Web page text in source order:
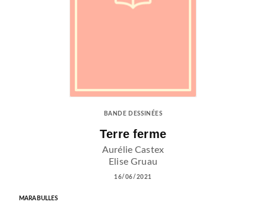
BANDE DESSINÉES
Terre ferme
Aurélie Castex
Elise Gruau
16/06/2021
MARABULLES